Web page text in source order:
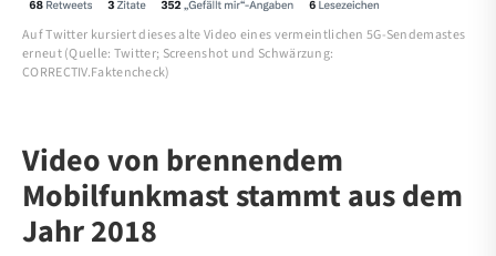
Auf Twitter kursiert dieses alte Video eines vermeintlichen 5G-Sendemastes
erneut (Quelle: Twitter; Screenshot und Schwärzung:
CORRECTIV.Faktencheck)
Video von brennendem
Mobilfunkmast stammt aus dem
Jahr 2018